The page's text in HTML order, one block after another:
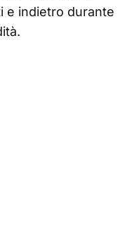
e indietro durante